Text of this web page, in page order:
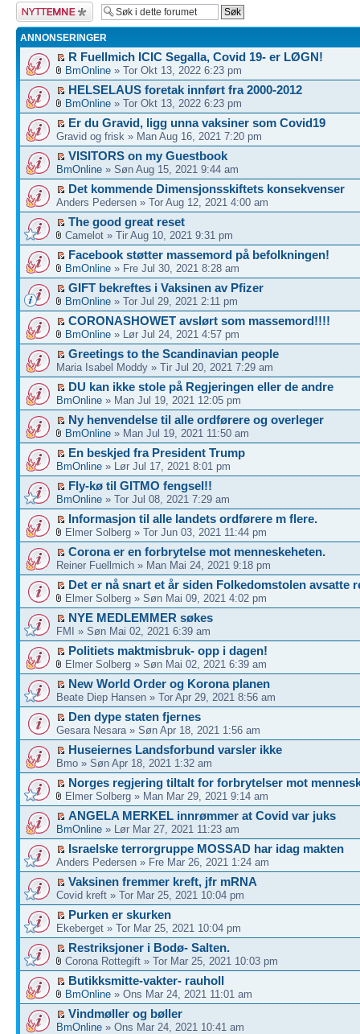
Legg inn et nytt
emne
ANNONSERINGER
R Fuellmich ICIC Segalla, Covid 19- er LØGN!
BmOnline » Tor Okt 13, 2022 6:23 pm
HELSELAUS foretak innført fra 2000-2012
BmOnline » Tor Okt 13, 2022 6:23 pm
Er du Gravid, ligg unna vaksiner som Covid19
Gravid og frisk » Man Aug 16, 2021 7:20 pm
VISITORS on my Guestbook
BmOnline » Søn Aug 15, 2021 9:44 am
Det kommende Dimensjonsskiftets konsekvenser
Anders Pedersen » Tor Aug 12, 2021 4:00 am
The good great reset
Camelot » Tir Aug 10, 2021 9:31 pm
Facebook støtter massemord på befolkningen!
BmOnline » Fre Jul 30, 2021 8:28 am
GIFT bekreftes i Vaksinen av Pfizer
BmOnline » Tor Jul 29, 2021 2:11 pm
CORONASHOWET avslørt som massemord!!!!
BmOnline » Lør Jul 24, 2021 4:57 pm
Greetings to the Scandinavian people
Maria Isabel Moddy » Tir Jul 20, 2021 7:29 am
DU kan ikke stole på Regjeringen eller de andre
BmOnline » Man Jul 19, 2021 12:05 pm
Ny henvendelse til alle ordførere og overleger
BmOnline » Man Jul 19, 2021 11:50 am
En beskjed fra President Trump
BmOnline » Lør Jul 17, 2021 8:01 pm
Fly-kø til GITMO fengsel!!
BmOnline » Tor Jul 08, 2021 7:29 am
Informasjon til alle landets ordførere m flere.
Elmer Solberg » Tor Jun 03, 2021 11:44 pm
Corona er en forbrytelse mot menneskeheten.
Reiner Fuellmich » Man Mai 24, 2021 9:18 pm
Det er nå snart et år siden Folkedomstolen avsatte
Elmer Solberg » Søn Mai 09, 2021 4:02 pm
NYE MEDLEMMER søkes
FMI » Søn Mai 02, 2021 6:39 am
Politiets maktmisbruk- opp i dagen!
Elmer Solberg » Søn Mai 02, 2021 6:39 am
New World Order og Korona planen
Beate Diep Hansen » Tor Apr 29, 2021 8:56 am
Den dype staten fjernes
Gesara Nesara » Søn Apr 18, 2021 1:56 am
Huseiernes Landsforbund varsler ikke
Bmo » Søn Apr 18, 2021 1:32 am
Norges regjering tiltalt for forbrytelser mot
Elmer Solberg » Man Mar 29, 2021 9:14 am
ANGELA MERKEL innrømmer at Covid var juks
BmOnline » Lør Mar 27, 2021 11:23 am
Israelske terrorgruppe MOSSAD har idag makten
Anders Pedersen » Fre Mar 26, 2021 1:24 am
Vaksinen fremmer kreft, jfr mRNA
Covid kreft » Tor Mar 25, 2021 10:04 pm
Purken er skurken
Ekeberget » Tor Mar 25, 2021 10:04 pm
Restriksjoner i Bodø- Salten.
Corona Rottegift » Tor Mar 25, 2021 10:03 pm
Butikksmitte-vakter- rauholl
BmOnline » Ons Mar 24, 2021 11:01 am
Vindmøller og bøller
BmOnline » Ons Mar 24, 2021 10:41 am